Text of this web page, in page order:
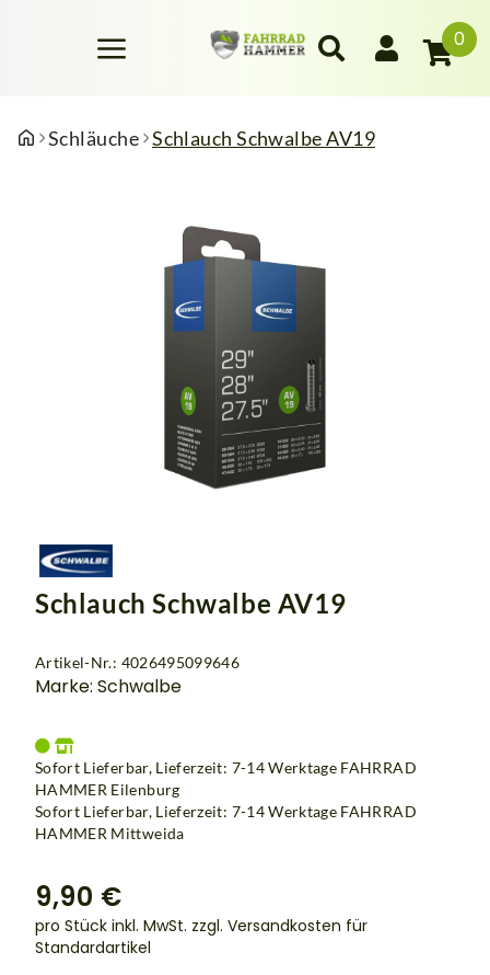
0
Schläuche Schlauch Schwalbe AV19
Schlauch Schwalbe AV19
Artikel-Nr.: 4026495099646
Marke: Schwalbe
Sofort Lieferbar, Lieferzeit: 7-14 Werktage FAHRRAD
HAMMER Eilenburg
Sofort Lieferbar, Lieferzeit: 7-14 Werktage FAHRRAD
HAMMER Mittweida
9,90 €
pro Stück inkl. MwSt. zzgl. Versandkosten für
Standardartikel